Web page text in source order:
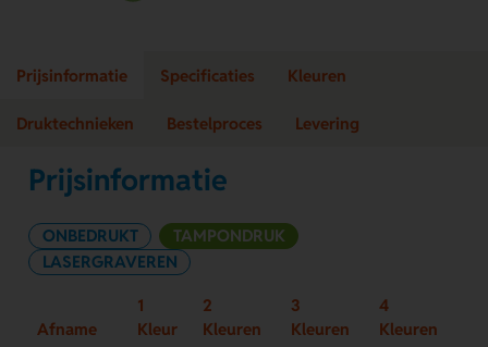
Prijsinformatie Specificaties Kleuren
Druktechnieken Bestelproces Levering
Prijsinformatie
ONBEDRUKT
TAMPONDRUK
LASERGRAVEREN
Afname
1
Kleur
2
Kleuren
3
Kleuren
4
Kleuren